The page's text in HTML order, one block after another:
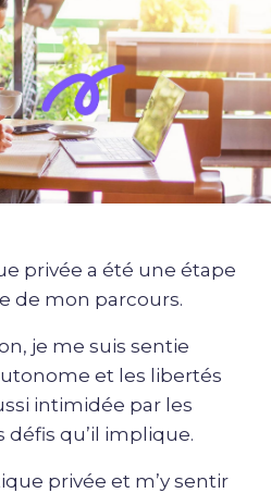
privée a été une étape
de mon parcours.
je me suis sentie
et les libertés
intimidée par les
défis qu’il implique.
privée et m’y sentir